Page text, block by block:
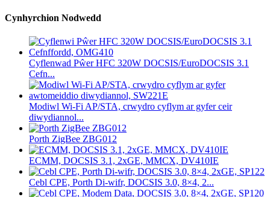
Cynhyrchion Nodwedd
Cyflenwad Pŵer HFC 320W DOCSIS/EuroDOCSIS 3.1
Cefn...
Modiwl Wi-Fi AP/STA, crwydro cyflym ar gyfer ceir
diwydiannol...
Porth ZigBee ZBG012
ECMM, DOCSIS 3.1, 2xGE, MMCX, DV410IE
Cebl CPE, Porth Di-wifr, DOCSIS 3.0, 8×4, 2...